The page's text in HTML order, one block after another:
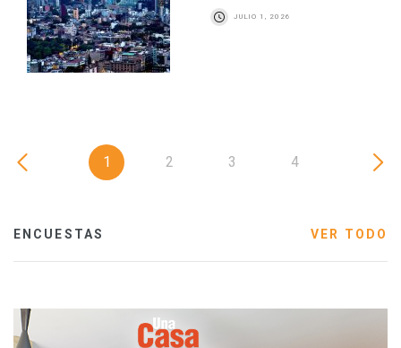
JULIO 1, 2026
1 2 3 4
ENCUESTAS VER TODO